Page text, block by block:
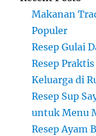
Makanan
Populer
Resep Gulai
Resep
Keluarga di
Resep Sup
untuk Menu
Resep Ayam